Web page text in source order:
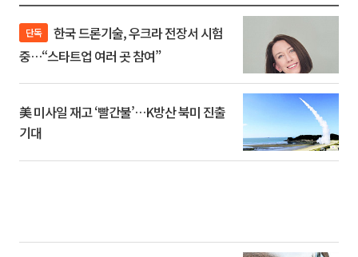
단독
중…“스타트업 여러 곳 참여”
美 미사일 재고 ‘빨간불’…K방산 북미 진출
기대